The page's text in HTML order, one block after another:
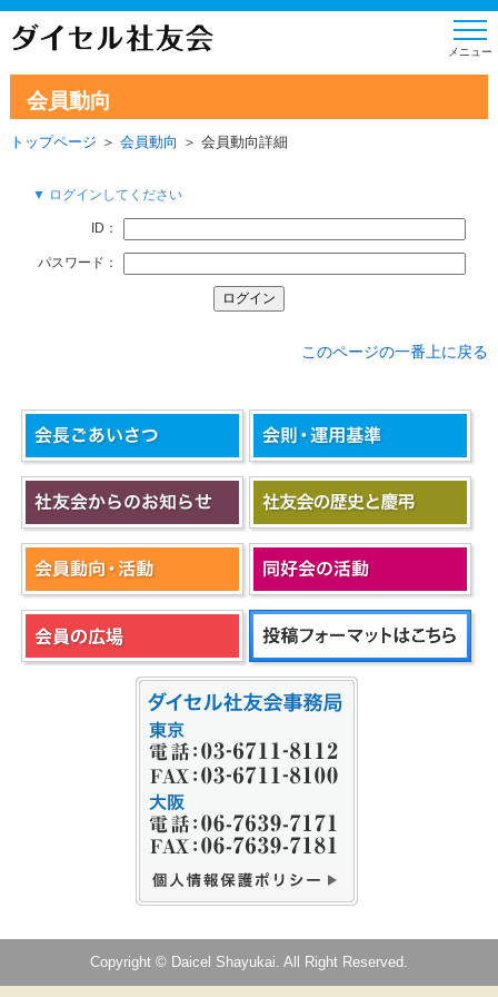
会員動向
トップページ ＞ 会員動向 ＞ 会員動向詳細
▼ ログインしてください
ID：
パスワード：
このページの一番上に戻る
Copyright © Daicel Shayukai. All Right Reserved.